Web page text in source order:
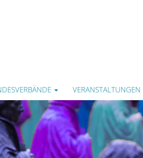
VERANSTALTUNGEN